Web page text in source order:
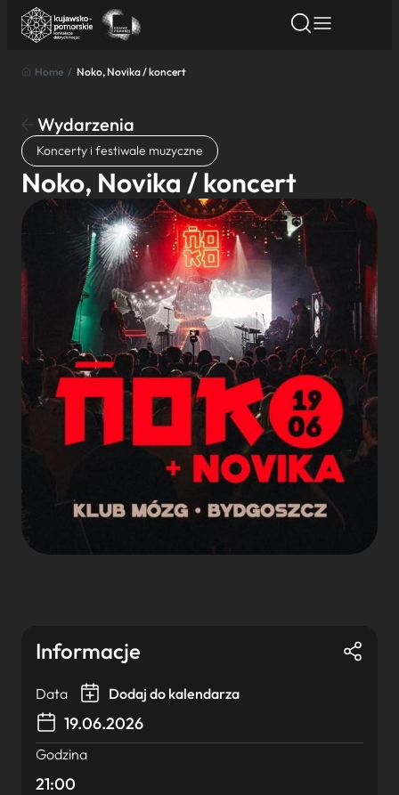
Znajdź atrakcję
Nazwa atrakcji
Miasto
Kategoria
Wyszukaj
Home / Noko, Novika / koncert
Wydarzenia
Koncerty i festiwale muzyczne
Noko, Novika / koncert
Informacje
Data Dodaj do kalendarza
19.06.2026
Godzina
21:00